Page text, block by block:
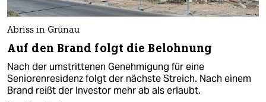
Abriss in Grünau
Auf den Brand folgt die Belohnung
Nach der umstrittenen Genehmigung für eine
Seniorenresidenz folgt der nächste Streich. Nach einem
Brand reißt der Investor mehr ab als erlaubt.